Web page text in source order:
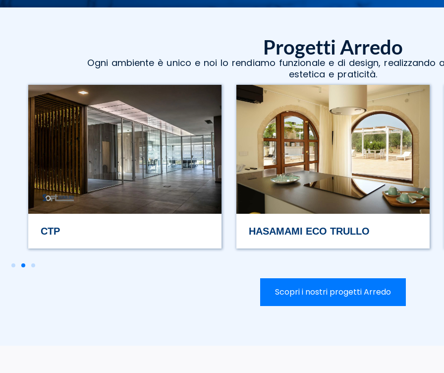
Progetti Arredo
Ogni ambiente è unico e noi lo rendiamo funzionale e di design, realizzando
estetica e praticità.
HASAMAMI ECO TRULLO URCIUOLI
Scopri i nostri progetti Arredo